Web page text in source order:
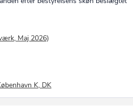
Maj 2026)
K, DK